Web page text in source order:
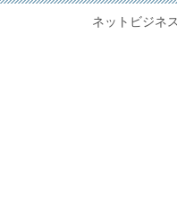
ネットビジネ